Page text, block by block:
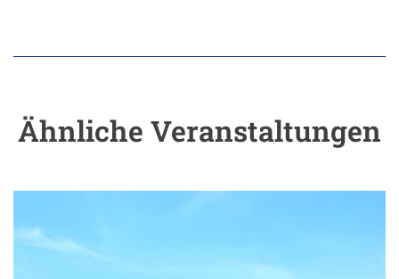
Ähnliche Veranstaltungen